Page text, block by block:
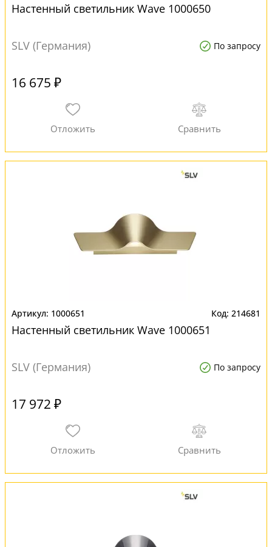
Настенный светильник Wave 1000650
SLV (Германия) По запросу
16 675 ₽
1000651 214681
Настенный светильник Wave 1000651
SLV (Германия) По запросу
17 972 ₽